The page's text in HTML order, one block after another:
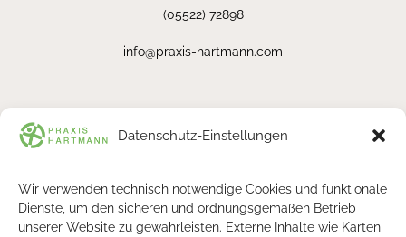
Datenschutz-Einstellungen
Wir verwenden technisch notwendige Cookies und funktionale
Dienste, um den sicheren und ordnungsgemäßen Betrieb
unserer Website zu gewährleisten. Externe Inhalte wie Karten
(05522) 72898
info@praxis-hartmann.com
Löschanfrage
Datenauszug